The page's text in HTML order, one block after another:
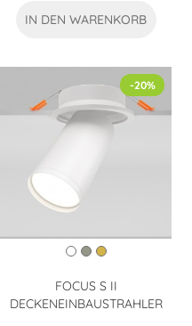
IN DEN WARENKORB
FOCUS S II
DECKENEINBAUSTRAHLER
-20%